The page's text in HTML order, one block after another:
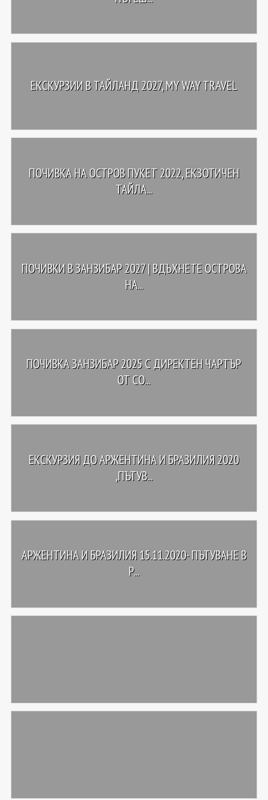
ЕКСКУРЗИИ В ТАЙЛАНД 2027, MY WAY TRAVEL
ПОЧИВКА НА ОСТРОВ ПУКЕТ 2022, ЕКЗОТИЧЕН
ТАЙЛА...
ПОЧИВКИ В ЗАНЗИБАР 2027 | ВДЪХНЕТЕ ОСТРОВА
НА...
ПОЧИВКА ЗАНЗИБАР 2025 С ДИРЕКТЕН ЧАРТЪР
ОТ СО...
ЕКСКУРЗИЯ ДО АРЖЕНТИНА И БРАЗИЛИЯ 2020
,ПЪТУВ...
АРЖЕНТИНА И БРАЗИЛИЯ 15.11.2020- ПЪТУВАНЕ В
Р...